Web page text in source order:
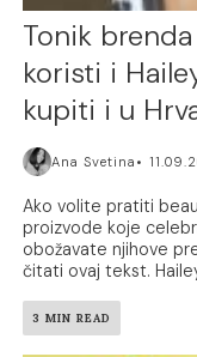
Tonik
koristi i
kupiti i u
Ana Svetina
Ako volite pratiti
proizvode koje
obožavate njihove
čitati ovaj tekst.
3 MIN READ